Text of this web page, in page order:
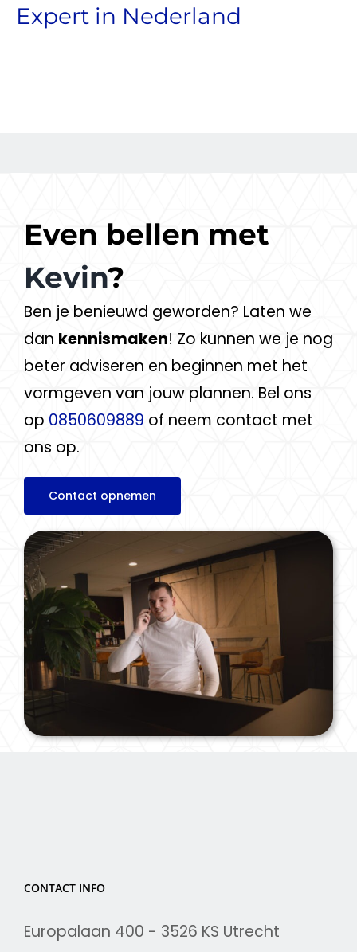
Expert in Nederland
Even bellen met
Kevin?
Ben je benieuwd geworden? Laten we
dan kennismaken! Zo kunnen we je nog
beter adviseren en beginnen met het
vormgeven van jouw plannen. Bel ons
op 0850609889 of neem contact met
ons op.
Contact opnemen
CONTACT INFO
Europalaan 400 - 3526 KS Utrecht